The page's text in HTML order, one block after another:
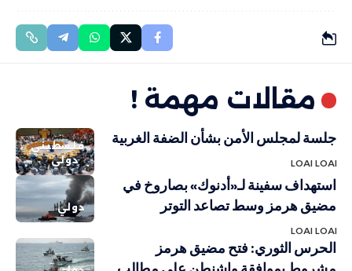
مقالات مهمة !
فلسطيني
دولي
جلسة لمجلس الأمن بشأن الضفة الغربية
LOAI LOAI
دولي
استهداف سفينة لـ«أدنوك» بصاروخ في
مضيق هرمز وسط تصاعد التوتر
LOAI LOAI
الحرس الثوري: فتح مضيق هرمز